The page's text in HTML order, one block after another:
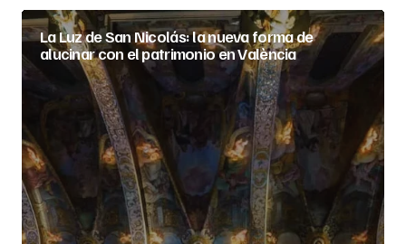
La Luz de San Nicolás: la nueva forma de
alucinar con el patrimonio en València